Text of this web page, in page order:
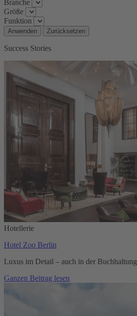
Branche
Größe
Funktion
Anwenden Zurücksetzen
Success Stories
Hotellerie
Hotel Zoo Berlin
Luxus im Detail – auch in der Buchhaltung
Ganzen Beitrag lesen